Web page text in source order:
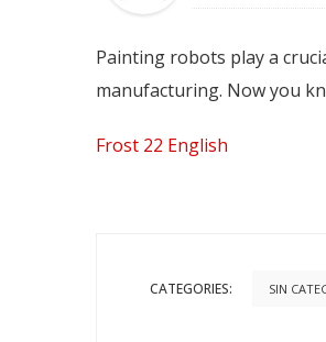
Painting robots play a
manufacturing. Now you
Frost 22 English
CATEGORIES: SIN